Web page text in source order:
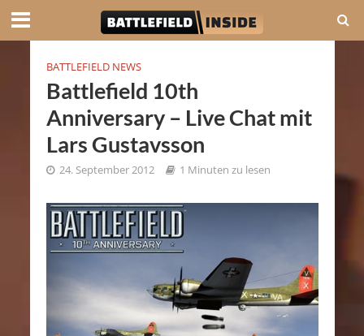
BATTLEFIELD NEWS
Battlefield 10th
Anniversary – Live Chat mit
Lars Gustavsson
24. September 2012 1 Minuten zu lesen